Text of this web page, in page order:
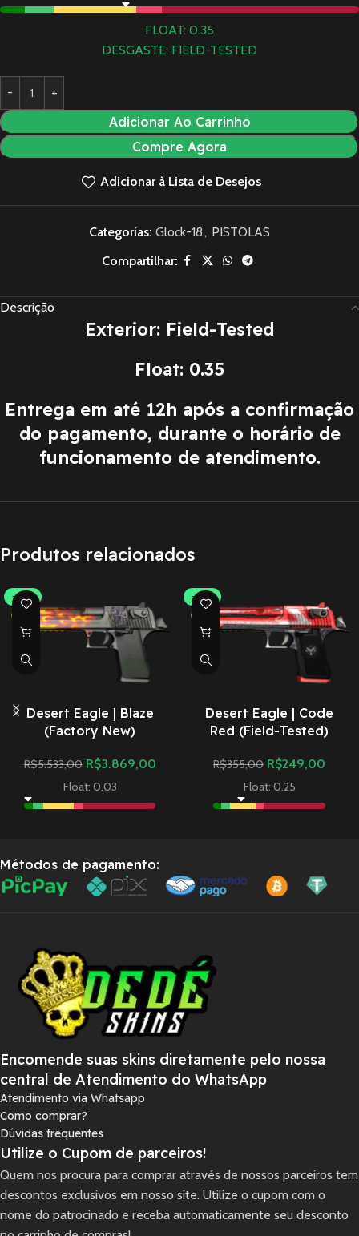
FLOAT: 0.35
DESGASTE: FIELD-TESTED
Adicionar Ao Carrinho
Compre Agora
Adicionar à Lista de Desejos
Categorias: Glock-18, PISTOLAS
Compartilhar:
Descrição
Exterior: Field-Tested
Float: 0.35
Entrega em até 12h após a confirmação
do pagamento, durante o horário de
funcionamento de atendimento.
Produtos relacionados
-30%
Desert Eagle | Blaze
(Factory New)
R$5.533,00 R$3.869,00
Float: 0.03
-30%
Desert Eagle | Code
Red (Field-Tested)
R$355,00 R$249,00
Float: 0.25
Métodos de pagamento:
Encomende suas skins diretamente pelo nossa
central de Atendimento do WhatsApp
Atendimento via Whatsapp
Como comprar?
Dúvidas frequentes
Utilize o Cupom de parceiros!
Quem nos procura para comprar através de nossos parceiros tem
descontos exclusivos em nosso site. Utilize o cupom com o
nome do patrocinado e receba automaticamente seu desconto